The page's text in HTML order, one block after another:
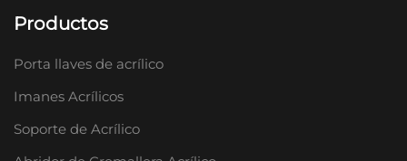
Productos
Porta llaves de acrílico
Imanes Acrílicos
Soporte de Acrílico